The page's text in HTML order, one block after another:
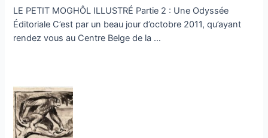
LE PETIT MOGHÔL ILLUSTRÉ Partie 2 : Une Odyssée
Éditoriale C’est par un beau jour d’octobre 2011, qu’ayant
rendez vous au Centre Belge de la …